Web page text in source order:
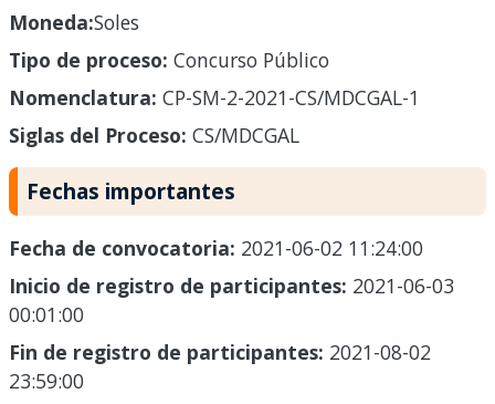
Moneda:Soles
Tipo de proceso: Concurso Público
Nomenclatura: CP-SM-2-2021-CS/MDCGAL-1
Siglas del Proceso: CS/MDCGAL
Fechas importantes
Fecha de convocatoria: 2021-06-02 11:24:00
Inicio de registro de participantes: 2021-06-03
00:01:00
Fin de registro de participantes: 2021-08-02
23:59:00